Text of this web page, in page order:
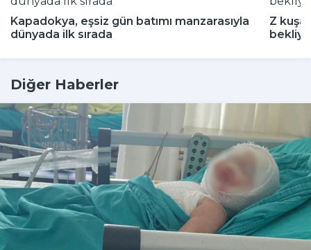
Kapadokya, eşsiz gün batımı manzarasıyla
dünyada ilk sırada
Z
Diğer Haberler